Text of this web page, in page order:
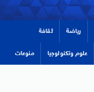
رياضة ثقافة
علوم وتكنولوجيا منوعات